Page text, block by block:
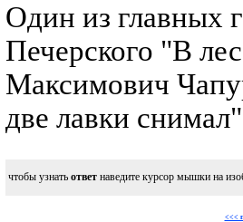
Один из главных
Печерского "В
Максимович
две лавки
чтобы узнать ответ наведите курсор мышки на
<<<